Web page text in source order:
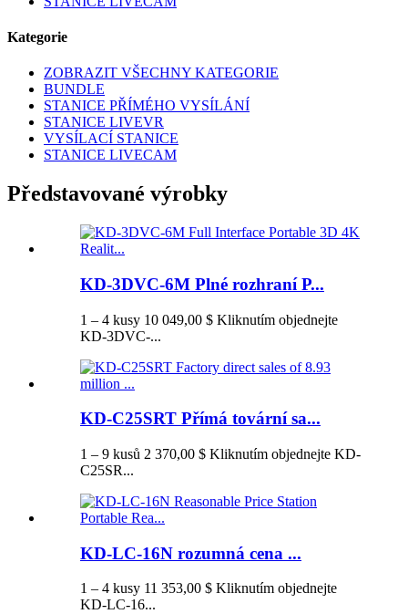
Kategorie
ZOBRAZIT VŠECHNY KATEGORIE
BUNDLE
STANICE PŘÍMÉHO VYSÍLÁNÍ
STANICE LIVEVR
VYSÍLACÍ STANICE
STANICE LIVECAM
Představované výrobky
KD-3DVC-6M Plné rozhraní P...
1 – 4 kusy 10 049,00 $ Kliknutím objednejte
KD-3DVC-...
KD-C25SRT Přímá tovární sa...
1 – 9 kusů 2 370,00 $ Kliknutím objednejte KD-
C25SR...
KD-LC-16N rozumná cena ...
1 – 4 kusy 11 353,00 $ Kliknutím objednejte
KD-LC-16...